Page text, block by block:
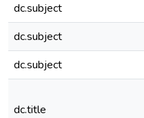
dc.subject
dc.subject
dc.subject
dc.title